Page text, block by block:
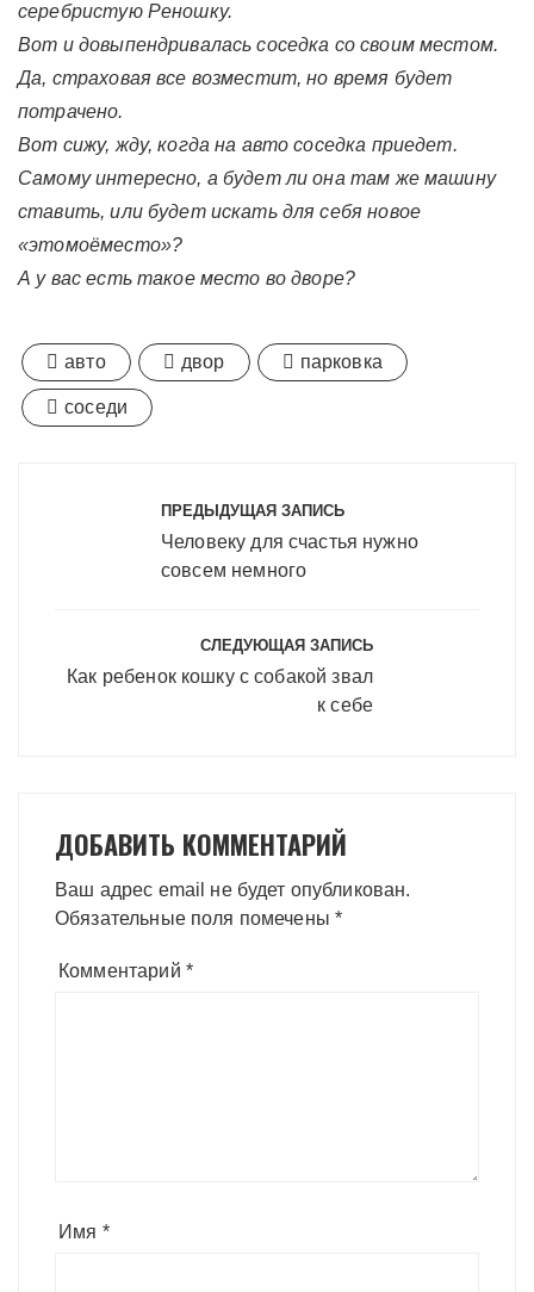
серебристую Реношку.
Вот и довыпендривалась соседка со своим местом.
Да, страховая все возместит, но время будет
потрачено.
Вот сижу, жду, когда на авто соседка приедет.
Самому интересно, а будет ли она там же машину
ставить, или будет искать для себя новое
«этомоёместо»?
А у вас есть такое место во дворе?
авто двор парковка
соседи
ПРЕДЫДУЩАЯ ЗАПИСЬ
Человеку для счастья нужно
совсем немного
СЛЕДУЮЩАЯ ЗАПИСЬ
Как ребенок кошку с собакой звал
к себе
ДОБАВИТЬ КОММЕНТАРИЙ
Ваш адрес email не будет опубликован.
Обязательные поля помечены*
Комментарий *
Имя *